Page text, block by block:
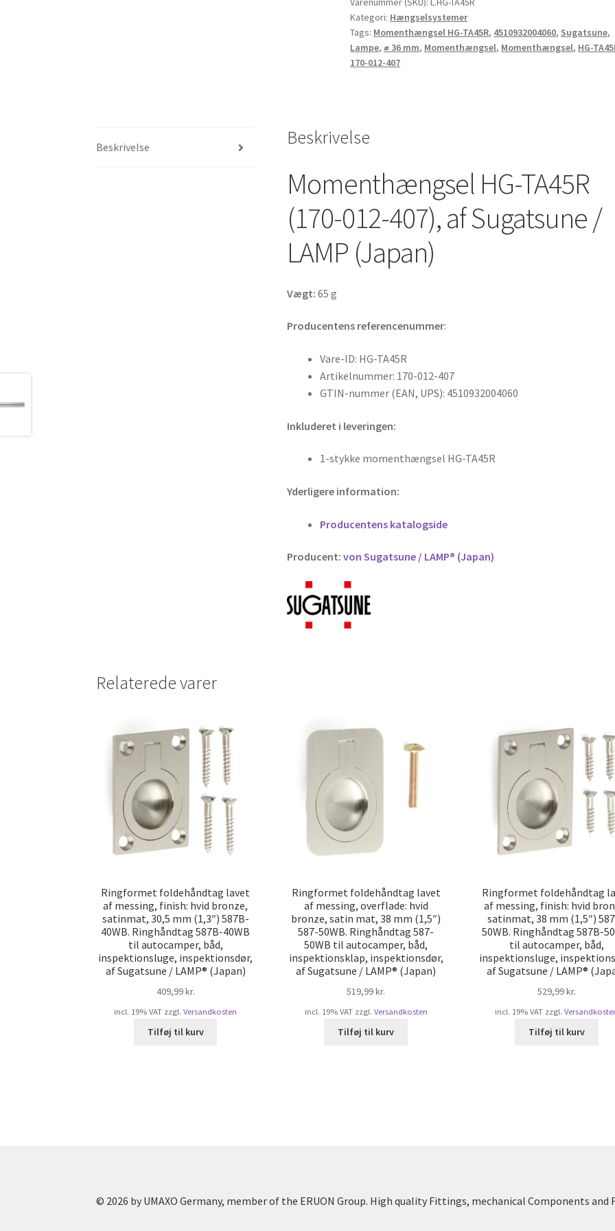
/
LAMP
(Japan)
antal
Kategori: Hængselsystemer
Tags: Momenthængsel HG-TA45R, 4510932004060, Sugatsune,
Lampe, ⌀ 36 mm, Momenthængsel, Momenthængsel, HG-
170-012-407
Beskrivelse Beskrivelse
Momenthængsel HG-TA45R
(170-012-407), af Sugatsune /
LAMP (Japan)
Vægt: 65 g
Producentens referencenummer:
Vare-ID: HG-TA45R
Artikelnummer: 170-012-407
GTIN-nummer (EAN, UPS): 4510932004060
Inkluderet i leveringen:
1-stykke momenthængsel HG-TA45R
Yderligere information:
Producentens katalogside
Producent: von Sugatsune / LAMP® (Japan)
Relaterede varer
Ringformet foldehåndtag lavet
af messing, finish: hvid bronze,
satinmat, 30,5 mm (1,3″) 587B-
40WB. Ringhåndtag 587B-40WB
til autocamper, båd,
inspektionsluge, inspektionsdør,
af Sugatsune / LAMP® (Japan)
409,99kr.
incl. 19% VAT zzgl.Versandkosten
Tilføj til kurv
Ringformet foldehåndtag lavet
af messing, overflade: hvid
bronze, satin mat, 38 mm (1,5″)
587-50WB. Ringhåndtag 587-
50WB til autocamper, båd,
inspektionsklap, inspektionsdør,
af Sugatsune / LAMP® (Japan)
519,99kr.
incl. 19% VAT zzgl. Versandkosten
Tilføj til kurv
Ringformet foldehåndtag
af messing, finish: hvid
satinmat, 38 mm (1,5″)
50WB. Ringhåndtag 587B-
til autocamper, båd,
inspektionsluge,
af Sugatsune / LAMP®
529,99kr.
incl. 19% VAT zzgl.
Tilføj til kurv
© 2026 by UMAXO Germany, member of the ERUON Group. High quality Fittings, mechanical Components and